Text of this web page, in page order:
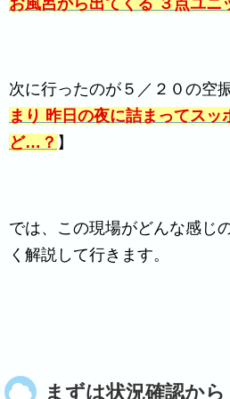
お風呂から出てくる ３点ユニ
次に行ったのが５／２０の空
まり 昨日の夜に詰まってスッ
ど…？ 】
では、この現場がどんな感じ
く解説して行きます。
まずは状況確認から